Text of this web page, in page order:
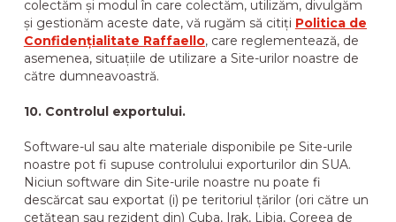
colectăm și modul în care colectăm, utilizăm, divulgăm
și gestionăm aceste date, vă rugăm să citiți Politica de
Confidențialitate Raffaello, care reglementează, de
asemenea, situațiile de utilizare a Site-urilor noastre de
către dumneavoastră.
10. Controlul exportului.
Software-ul sau alte materiale disponibile pe Site-urile
noastre pot fi supuse controlului exporturilor din SUA.
Niciun software din Site-urile noastre nu poate fi
descărcat sau exportat (i) pe teritoriul țărilor (ori către un
cetățean sau rezident din) Cuba, Irak, Libia, Coreea de